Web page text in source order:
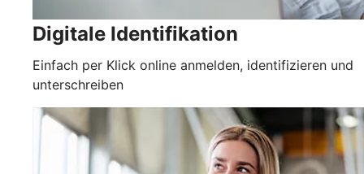
Digitale Identifikation
Einfach per Klick online anmelden, identifizieren und
unterschreiben